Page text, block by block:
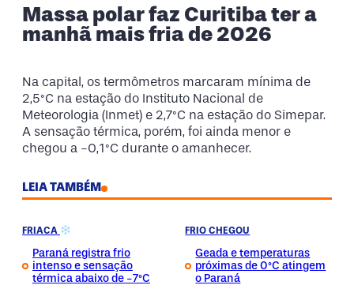
Massa polar faz Curitiba ter a
manhã mais fria de 2026
Na capital, os termômetros marcaram mínima de
2,5°C na estação do Instituto Nacional de
Meteorologia (Inmet) e 2,7°C na estação do Simepar.
A sensação térmica, porém, foi ainda menor e
chegou a -0,1°C durante o amanhecer.
LEIA TAMBÉM
FRIACA
Paraná registra frio
intenso e sensação
térmica abaixo de -7°C
FRIO CHEGOU
Geada e temperaturas
próximas de 0°C atingem
o Paraná